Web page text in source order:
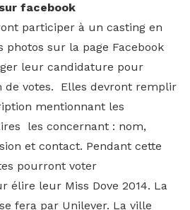
facebook
participer à un casting en
photos sur la page Facebook
leur candidature pour
votes. Elles devront remplir
mentionnant les
les concernant : nom,
et contact. Pendant cette
pourront voter
élire leur Miss Dove 2014. La
fera par Unilever. La ville